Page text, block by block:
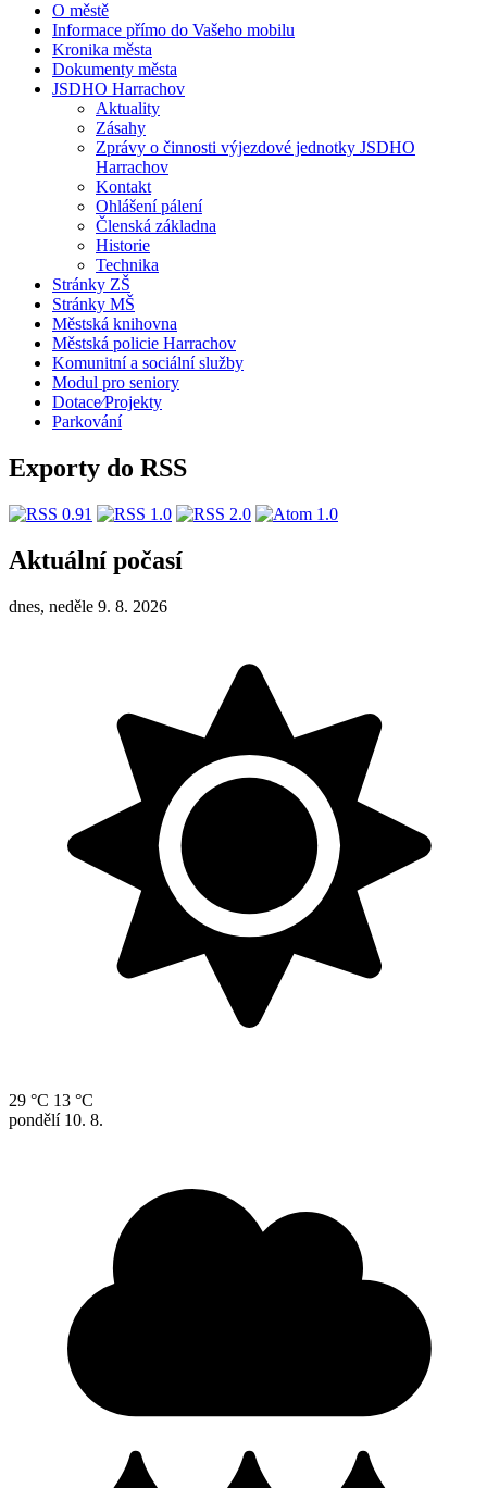
O městě
Informace přímo do Vašeho mobilu
Kronika města
Dokumenty města
JSDHO Harrachov
Aktuality
Zásahy
Zprávy o činnosti výjezdové jednotky JSDHO
Harrachov
Kontakt
Ohlášení pálení
Členská základna
Historie
Technika
Stránky ZŠ
Stránky MŠ
Městská knihovna
Městská policie Harrachov
Komunitní a sociální služby
Modul pro seniory
Dotace⁄Projekty
Parkování
Exporty do RSS
Aktuální počasí
dnes, neděle 9. 8. 2026
29 °C 13 °C
pondělí 10. 8.